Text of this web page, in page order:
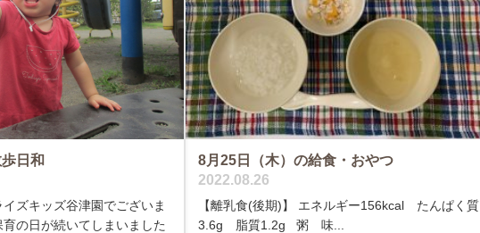
日和
ズキッズ谷津園でございま
の日が続いてしまいました
8月25日（木）の給食・おやつ
2022.08.26
【離乳食(後期)】 エネルギー156kcal たんぱく質
3.6g 脂質1.2g 粥 味...